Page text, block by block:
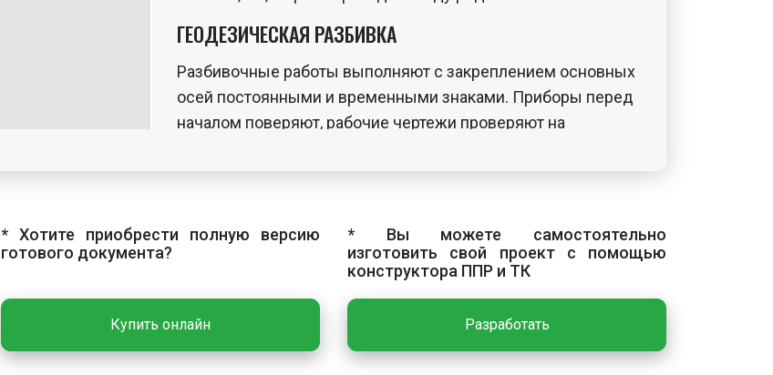
ГЕОДЕЗИЧЕСКАЯ РАЗБИВКА
Разбивочные работы выполняют с закреплением основных
осей постоянными и временными знаками. Приборы перед
началом поверяют, рабочие чертежи проверяют на
Технологический процесс включает разметку мест
монтажа, подачу панелей к месту установки, соединение
панелей с опорными конструкциями и между собой, а также
замоноличивание стыков. Укладку панелей на опорную
поверхность производят с инвентарных подмостей. После
подачи панели в проектное положение выполняют
* Хотите приобрести полную версию
готового документа?
Купить онлайн
* Вы можете самостоятельно
изготовить свой проект с помощью
конструктора ППР и ТК
Разработать